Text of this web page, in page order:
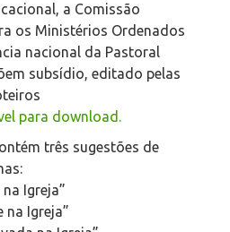
a Comissão
os Ministérios Ordenados
nacional da Pastoral
subsídio, editado pelas
para download.
três sugestões de
Igreja”
na Igreja”